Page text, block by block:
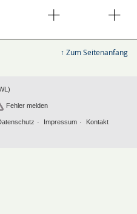
↑ Zum Seitenanfang
Fehler melden
Impressum
Kontakt